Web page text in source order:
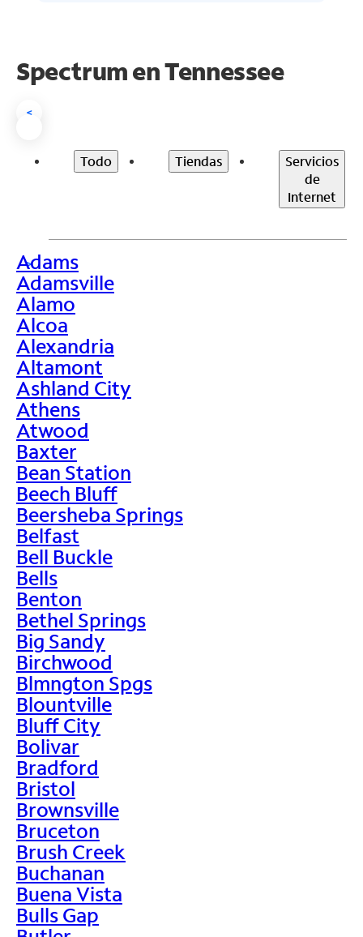
Spectrum enTennessee
<
Todo Tiendas
Servicios
de
Internet
>
Adams
Adamsville
Alamo
Alcoa
Alexandria
Altamont
Ashland City
Athens
Atwood
Baxter
Bean Station
Beech Bluff
Beersheba Springs
Belfast
Bell Buckle
Bells
Benton
Bethel Springs
Big Sandy
Birchwood
Blmngton Spgs
Blountville
Bluff City
Bolivar
Bradford
Bristol
Brownsville
Bruceton
Brush Creek
Buchanan
Buena Vista
Bulls Gap